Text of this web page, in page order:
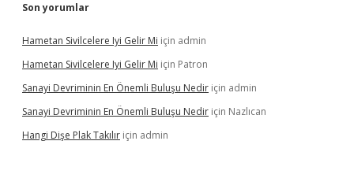
Son yorumlar
Hametan Sivilcelere Iyi Gelir Mi için admin
Hametan Sivilcelere Iyi Gelir Mi için Patron
Sanayi Devriminin En Önemli Buluşu Nedir için admin
Sanayi Devriminin En Önemli Buluşu Nedir için Nazlıcan
Hangi Dişe Plak Takılır için admin